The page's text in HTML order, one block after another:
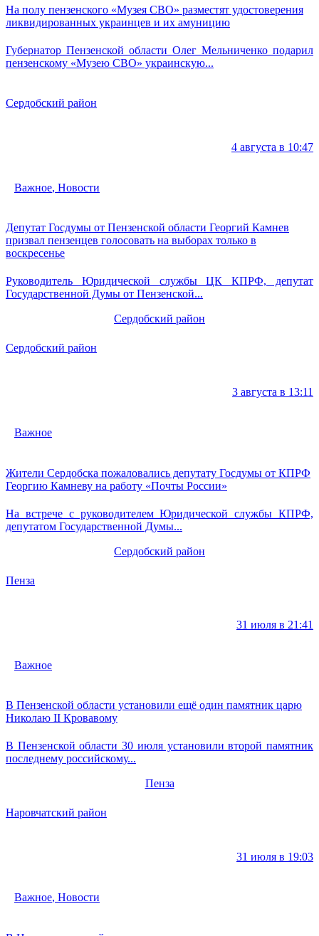
На полу пензенского «Музея СВО» разместят удостоверения
ликвидированных украинцев и их амуницию
Губернатор Пензенской области Олег Мельниченко подарил
пензенскому «Музею СВО» украинскую...
Сердобский район
4 августа в 10:47
Важное, Новости
Депутат Госдумы от Пензенской области Георгий Камнев
призвал пензенцев голосовать на выборах только в
воскресенье
Руководитель Юридической службы ЦК КПРФ, депутат
Государственной Думы от Пензенской...
Сердобский район
Сердобский район
3 августа в 13:11
Важное
Жители Сердобска пожаловались депутату Госдумы от КПРФ
Георгию Камневу на работу «Почты России»
На встрече с руководителем Юридической службы КПРФ,
депутатом Государственной Думы...
Сердобский район
Пенза
31 июля в 21:41
Важное
В Пензенской области установили ещё один памятник царю
Николаю II Кровавому
В Пензенской области 30 июля установили второй памятник
последнему российскому...
Пенза
Наровчатский район
31 июля в 19:03
Важное, Новости